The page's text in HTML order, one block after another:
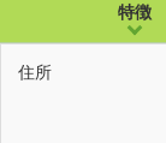
特徴
住所